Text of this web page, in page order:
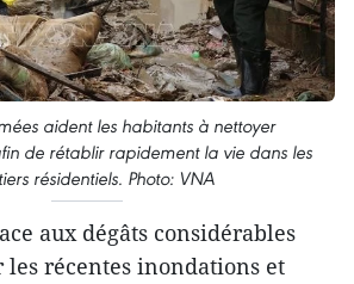
aident les habitants à nettoyer
de rétablir rapidement la vie dans les
résidentiels. Photo: VNA
aux dégâts considérables
les récentes inondations et